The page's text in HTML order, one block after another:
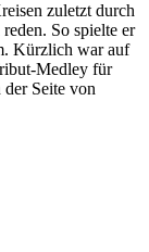
zuletzt durch
So spielte er
Kürzlich war auf
Medley für
Seite von